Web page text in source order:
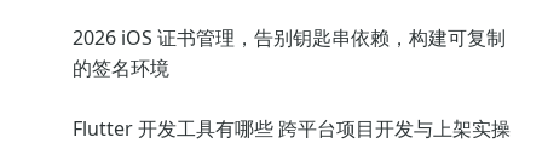
2026 iOS 证书管理，告别钥匙串依赖，构建可复制
的签名环境
Flutter 开发工具有哪些 跨平台项目开发与上架实操